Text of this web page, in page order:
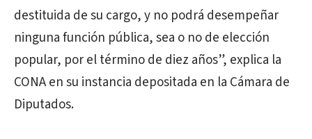
destituida de su cargo, y no podrá desempeñar
ninguna función pública, sea o no de elección
popular, por el término de diez años”, explica la
CONA en su instancia depositada en la Cámara de
Diputados.